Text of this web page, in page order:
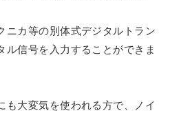
ニカ等の別体式デジタルトラン
ル信号を入力することができま
も大変気を使われる方で、ノイ